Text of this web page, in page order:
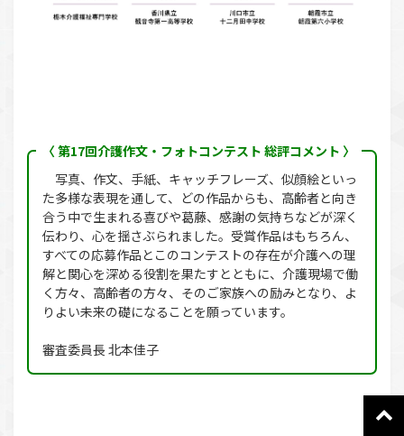
〈 第17回介護作文・フォトコンテスト 総評コメント 〉
写真、作文、手紙、キャッチフレーズ、似顔絵といっ
た多様な表現を通して、どの作品からも、高齢者と向き
合う中で生まれる喜びや葛藤、感謝の気持ちなどが深く
伝わり、心を揺さぶられました。受賞作品はもちろん、
すべての応募作品とこのコンテストの存在が介護への理
解と関心を深める役割を果たすとともに、介護現場で働
く方々、高齢者の方々、そのご家族への励みとなり、よ
りよい未来の礎になることを願っています。
審査委員長 北本佳子